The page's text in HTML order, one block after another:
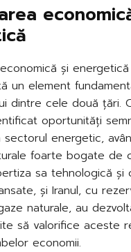
și
un element
dintre cele două țări.
oportunități
sectorul energetic,
foarte bogate de
sa tehnologică și
și Iranul, cu
naturale, au
să valorifice aceste
economii.